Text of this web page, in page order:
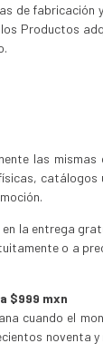
de fabricación
Productos
las
catálogos
la entrega
o a
$999 mxn
cuando el
noventa y